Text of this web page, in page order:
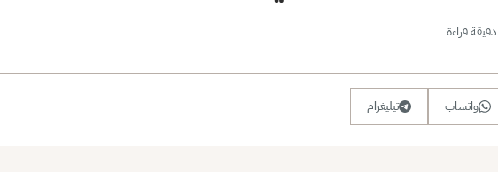
واتساب تيليغرام